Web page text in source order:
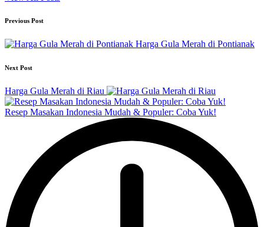
Post
navigation
Previous Post
Harga Gula Merah di Pontianak
Next Post
Harga Gula Merah di Riau
Resep Masakan Indonesia Mudah & Populer: Coba Yuk!